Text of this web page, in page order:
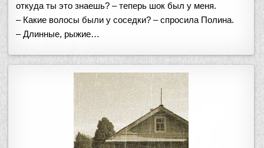
откуда ты это знаешь? – теперь шок был у меня.
– Какие волосы были у соседки? – спросила Полина.
– Длинные, рыжие…